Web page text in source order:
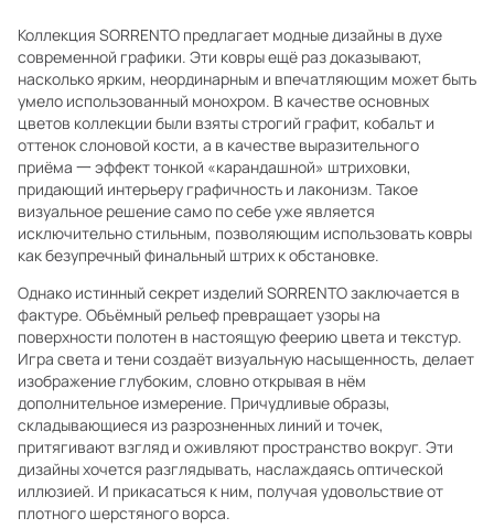
Коллекция SORRENTO предлагает модные дизайны в духе
современной графики. Эти ковры ещё раз доказывают,
насколько ярким, неординарным и впечатляющим может быть
умело использованный монохром. В качестве основных
цветов коллекции были взяты строгий графит, кобальт и
оттенок слоновой кости, а в качестве выразительного
приёма 一 эффект тонкой «карандашной» штриховки,
придающий интерьеру графичность и лаконизм. Такое
визуальное решение само по себе уже является
исключительно стильным, позволяющим использовать ковры
как безупречный финальный штрих к обстановке.
Однако истинный секрет изделий SORRENTO заключается в
фактуре. Объёмный рельеф превращает узоры на
поверхности полотен в настоящую феерию цвета и текстур.
Игра света и тени создаёт визуальную насыщенность, делает
изображение глубоким, словно открывая в нём
дополнительное измерение. Причудливые образы,
складывающиеся из разрозненных линий и точек,
притягивают взгляд и оживляют пространство вокруг. Эти
дизайны хочется разглядывать, наслаждаясь оптической
иллюзией. И прикасаться к ним, получая удовольствие от
плотного шерстяного ворса.